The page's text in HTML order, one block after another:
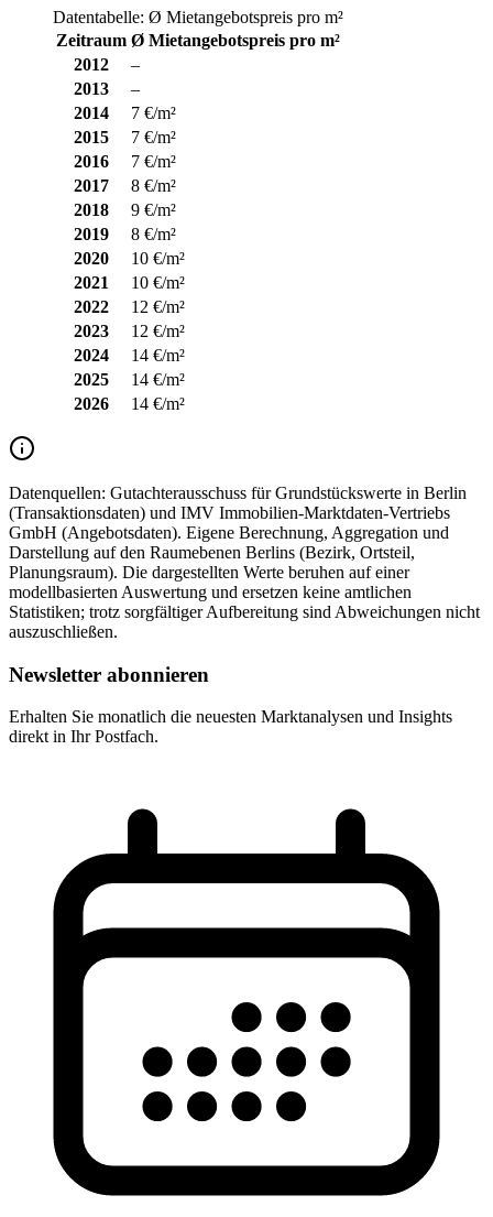
Datentabelle: Ø Mietangebotspreis pro m²
Zeitraum Ø Mietangebotspreis pro m²
2012
–
2013
–
2014
7 €/m²
2015
7 €/m²
2016
7 €/m²
2017
8 €/m²
2018
9 €/m²
2019
8 €/m²
2020
10 €/m²
2021
10 €/m²
2022
12 €/m²
2023
12 €/m²
2024
14 €/m²
2025
14 €/m²
2026
14 €/m²
Datenquellen: Gutachterausschuss für Grundstückswerte in Berlin
(Transaktionsdaten) und IMV Immobilien-Marktdaten-Vertriebs
GmbH (Angebotsdaten). Eigene Berechnung, Aggregation und
Darstellung auf den Raumebenen Berlins (Bezirk, Ortsteil,
Planungsraum). Die dargestellten Werte beruhen auf einer
modellbasierten Auswertung und ersetzen keine amtlichen
Statistiken; trotz sorgfältiger Aufbereitung sind Abweichungen nicht
auszuschließen.
Newsletter abonnieren
Erhalten Sie monatlich die neuesten Marktanalysen und Insights
direkt in Ihr Postfach.